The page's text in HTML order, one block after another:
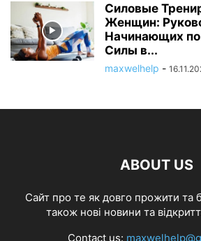
Силовые
Женщин:
Начинающих
Силы в...
maxwelhelp -
ABOUT US
Cайт про те як довго прожити та
також нові новини та
Contact us: